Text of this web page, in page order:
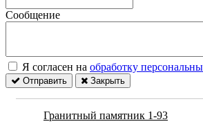
Сообщение
Я согласен на обработку
Отправить Закрыть
Гранитный памятник 1-93